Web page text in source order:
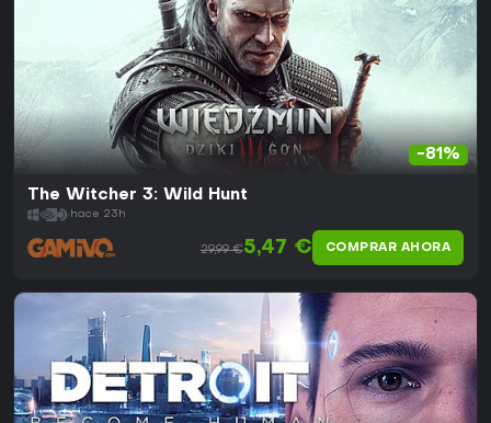
-81%
The Witcher 3: Wild Hunt
hace 23h
29,99 €5,47 € COMPRAR AHORA